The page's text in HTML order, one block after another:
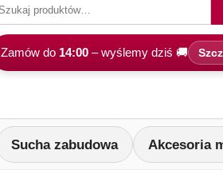
Zamów do 14:00– wyślemy dziś 🚚
Sucha zabudowa Akcesoria